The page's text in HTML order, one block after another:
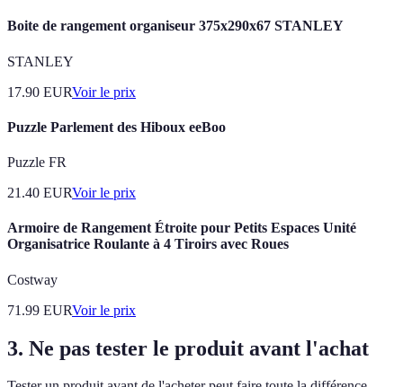
Boite de rangement organiseur 375x290x67 STANLEY
STANLEY
17.90 EURVoir le prix
Puzzle Parlement des Hiboux eeBoo
Puzzle FR
21.40 EURVoir le prix
Armoire de Rangement Étroite pour Petits Espaces Unité
Organisatrice Roulante à 4 Tiroirs avec Roues
Costway
71.99 EURVoir le prix
3. Ne pas tester le produit avant l'achat